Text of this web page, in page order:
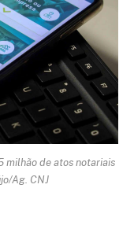
milhão de atos notariais
Ag. CNJ